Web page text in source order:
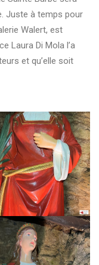
Juste à temps pour
Walert, est
Laura Di Mola l’a
et qu’elle soit